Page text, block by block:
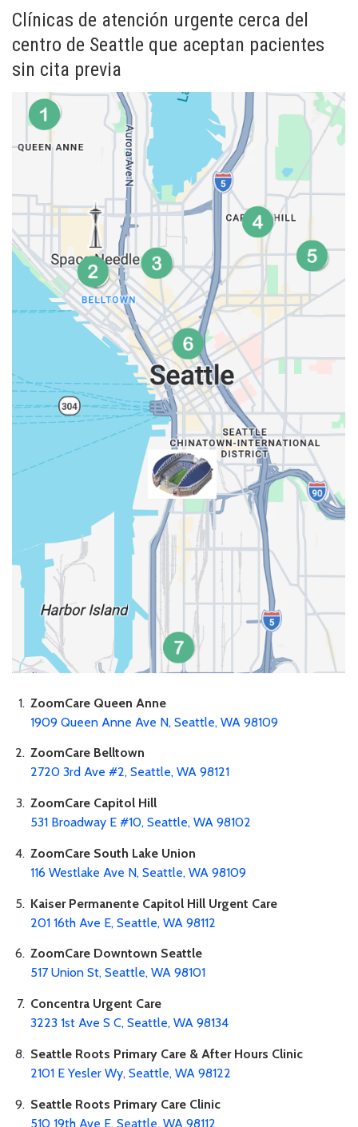
Clínicas de atención urgente cerca del
centro de Seattle que aceptan pacientes
sin cita previa
ZoomCare Queen Anne
1909 Queen Anne Ave N, Seattle, WA 98109
ZoomCare Belltown
2720 3rd Ave #2, Seattle, WA 98121
ZoomCare Capitol Hill
531 Broadway E #10, Seattle, WA 98102
ZoomCare South Lake Union
116 Westlake Ave N, Seattle, WA 98109
Kaiser Permanente Capitol Hill Urgent Care
201 16th Ave E, Seattle, WA 98112
ZoomCare Downtown Seattle
517 Union St, Seattle, WA 98101
Concentra Urgent Care
3223 1st Ave S C, Seattle, WA 98134
Seattle Roots Primary Care & After Hours Clinic
2101 E Yesler Wy, Seattle, WA 98122
Seattle Roots Primary Care Clinic
510 19th Ave E, Seattle, WA 98112